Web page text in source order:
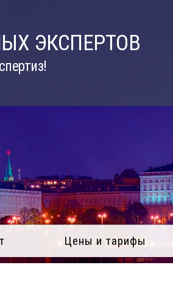
ЭКСПЕРТОВ
Цены и тарифы